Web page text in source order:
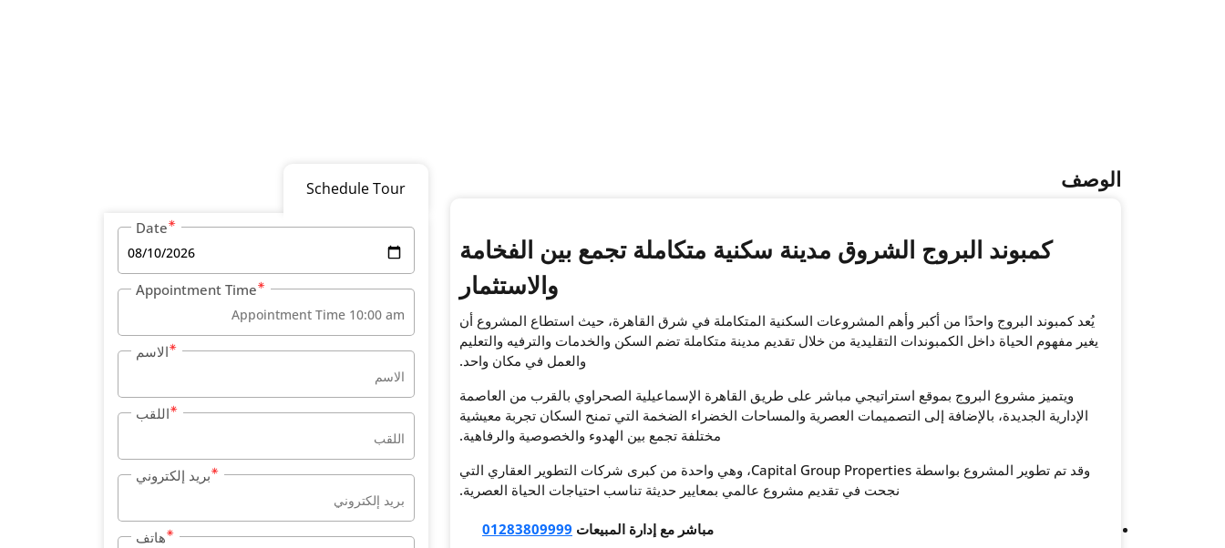
الوصف
كمبوند البروج الشروق مدينة سكنية متكاملة تجمع بين الفخامة
والاستثمار
يُعدكمبوند البروج واحدًا من أكبر وأهم المشروعات السكنية المتكاملة في شرق القاهرة، حيث استطاع المشروع أن
يغير مفهوم الحياة داخل الكمبوندات التقليدية من خلال تقديم مدينة متكاملة تضم السكن والخدمات والترفيه والتعليم
والعمل في مكان واحد.
ويتميز مشروع البروج بموقع استراتيجي مباشر على طريق القاهرة الإسماعيلية الصحراوي بالقرب من العاصمة
الإدارية الجديدة، بالإضافة إلى التصميمات العصرية والمساحات الخضراء الضخمة التي تمنح السكان تجربة معيشية
مختلفة تجمع بين الهدوء والخصوصية والرفاهية.
وقد تم تطوير المشروع بواسطة Capital Group Properties، وهي واحدة من كبرى شركات التطوير العقاري التي
نجحت في تقديم مشروع عالمي بمعايير حديثة تناسب احتياجات الحياة العصرية.
مباشر مع إدارة المبيعات 01283809999
Schedule Tour
Date
Appointment Time
الاسم
اللقب
بريد إلكتروني
هاتف